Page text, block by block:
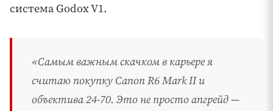
система Godox V1.
«Самым важным скачком в карьере я
считаю покупку Canon R6 Mark II и
объектива 24-70. Это не просто апгрейд —